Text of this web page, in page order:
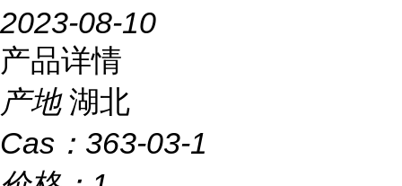
2023-08-10
产品详情
产地 湖北
Cas： 363-03-1